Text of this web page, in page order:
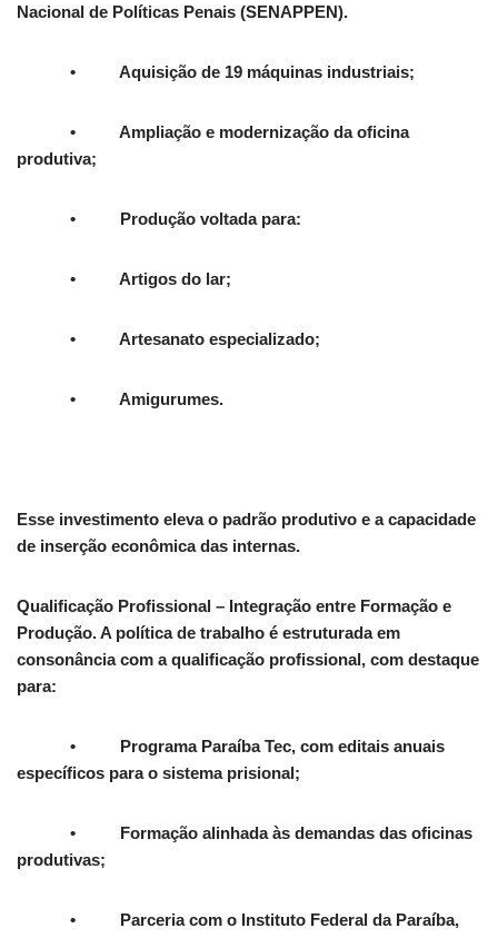
Nacional de Políticas Penais (SENAPPEN).
• Aquisição de 19 máquinas industriais;
• Ampliação e modernização da oficina
produtiva;
• Produção voltada para:
• Artigos do lar;
• Artesanato especializado;
• Amigurumes.
Esse investimento eleva o padrão produtivo e a capacidade
de inserção econômica das internas.
Qualificação Profissional – Integração entre Formação e
Produção. A política de trabalho é estruturada em
consonância com a qualificação profissional, com destaque
para:
• Programa Paraíba Tec, com editais anuais
específicos para o sistema prisional;
• Formação alinhada às demandas das oficinas
produtivas;
• Parceria com o Instituto Federal da Paraíba,